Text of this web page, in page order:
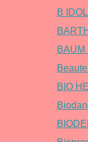
B
BAUM
BIO